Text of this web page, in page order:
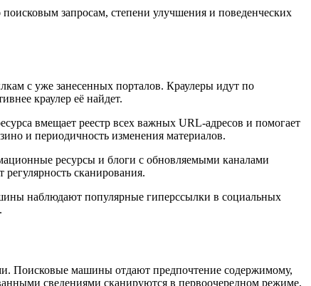
запросам, степени улучшения и поведенческих
с уже занесенных порталов. Краулеры идут по
краулер её найдет.
вмещает реестр всех важных URL-адресов и помогает
и периодичность изменения материалов.
ресурсы и блоги с обновляемыми каналами
сканирования.
наблюдают популярные гиперссылки в социальных
Поисковые машины отдают предпочтение содержимому,
сведениями сканируются в первоочередном режиме.